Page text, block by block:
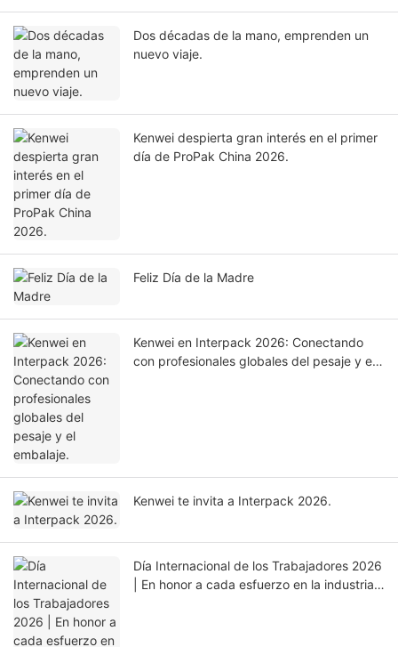
Dos décadas de la mano, emprenden un
nuevo viaje.
Kenwei despierta gran interés en el primer
día de ProPak China 2026.
Feliz Día de la Madre
Kenwei en Interpack 2026: Conectando
con profesionales globales del pesaje y el
Kenwei te invita a Interpack 2026.
Día Internacional de los Trabajadores 2026
| En honor a cada esfuerzo en la industria